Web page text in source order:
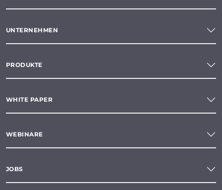
UNTERNEHMEN
PRODUKTE
WHITE PAPER
WEBINARE
JOBS